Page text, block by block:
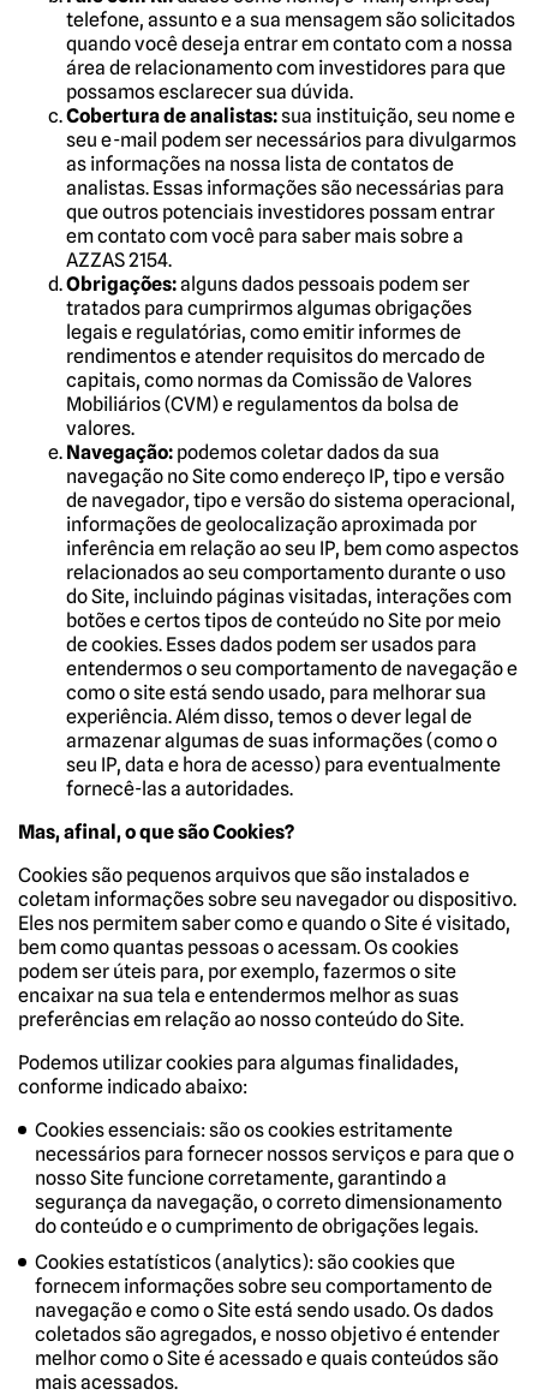
telefone, assunto e a sua mensagem são solicitados
quando você deseja entrar em contato com a nossa
área de relacionamento com investidores para que
possamos esclarecer sua dúvida.
Cobertura de analistas:sua instituição, seu nome e
seu e-mail podem ser necessários para divulgarmos
as informações na nossa lista de contatos de
analistas. Essas informações são necessárias para
que outros potenciais investidores possam entrar
em contato com você para saber mais sobre a
AZZAS 2154.
Obrigações:alguns dados pessoais podem ser
tratados para cumprirmos algumas obrigações
legais e regulatórias, como emitir informes de
rendimentos e atender requisitos do mercado de
capitais, como normas da Comissão de Valores
Mobiliários (CVM) e regulamentos da bolsa de
valores.
Navegação: podemos coletar dados da sua
navegação no Site como endereço IP, tipo e versão
de navegador, tipo e versão do sistema operacional,
informações de geolocalização aproximada por
inferência em relação ao seu IP, bem como aspectos
relacionados ao seu comportamento durante o uso
do Site, incluindo páginas visitadas, interações com
botões e certos tipos de conteúdo no Site por meio
de cookies. Esses dados podem ser usados para
entendermos o seu comportamento de navegação e
como o site está sendo usado, para melhorar sua
experiência. Além disso, temos o dever legal de
armazenar algumas de suas informações (como o
seu IP, data e hora de acesso) para eventualmente
fornecê-las a autoridades.
Mas, afinal, o que são Cookies?
Cookies são pequenos arquivos que são instalados e
coletam informações sobre seu navegador ou dispositivo.
Eles nos permitem saber como e quando o Site é visitado,
bem como quantas pessoas o acessam. Os cookies
podem ser úteis para, por exemplo, fazermos o site
encaixar na sua tela e entendermos melhor as suas
preferências em relação ao nosso conteúdo do Site.
Podemos utilizar cookies para algumas finalidades,
conforme indicado abaixo:
Cookies essenciais: são os cookies estritamente
necessários para fornecer nossos serviços e para que o
nosso Site funcione corretamente, garantindo a
segurança da navegação, o correto dimensionamento
do conteúdo e o cumprimento de obrigações legais.
Cookies estatísticos (analytics): são cookies que
fornecem informações sobre seu comportamento de
navegação e como o Site está sendo usado. Os dados
coletados são agregados, e nosso objetivo é entender
melhor como o Site é acessado e quais conteúdos são
mais acessados.